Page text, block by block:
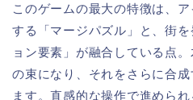
このゲームの最大の特徴は、
する「マージパズル」と、街
ョン要素」が融合している点
の束になり、それをさらに合
ます。直感的な操作で進めら